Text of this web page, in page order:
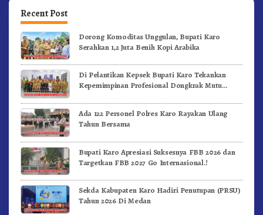
Recent Post
Dorong Komoditas Unggulan, Bupati Karo
Serahkan 1,2 Juta Benih Kopi Arabika
Di Pelantikan Kepsek Bupati Karo Tekankan
Kepemimpinan Profesional Dongkrak Mutu
Ada 122 Personel Polres Karo Rayakan Ulang
Tahun Bersama
Bupati Karo Apresiasi Suksesnya FBB 2026 dan
Targetkan FBB 2027 Go Internasional.!
Sekda Kabupaten Karo Hadiri Penutupan (PRSU)
Tahun 2026 Di Medan